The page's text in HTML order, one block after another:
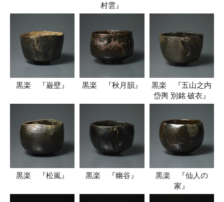
村雲』
黒楽 『巌壁』 黒楽 『秋月韻』
黒楽 『五山之内
岱輿 別銘 破衣』
黒楽 『松嵐』 黒楽 『幽谷』
黒楽 『仙人の
家』